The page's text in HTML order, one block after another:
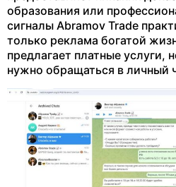
образования или
сигналы Abramov Trade
только реклама богатой
предлагает платные услуги,
нужно обращаться в личный